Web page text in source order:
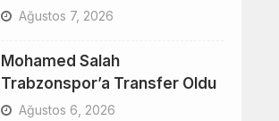
Ağustos 7, 2026
Mohamed Salah
Trabzonspor’a Transfer Oldu
Ağustos 6, 2026